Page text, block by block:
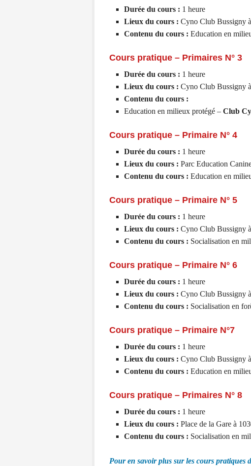
Durée du cours : 1 heure
Lieux du cours : Cyno Club Bussigny
Contenu du cours : Education en
Cours pratique – Primaires N° 3
Durée du cours : 1 heure
Lieux du cours : Cyno Club Bussigny
Contenu du cours :
Education en milieux protégé – Club
Cours pratique – Primaire N° 4
Durée du cours : 1 heure
Lieux du cours : Parc Education
Contenu du cours : Education en
Cours pratique – Primaire N° 5
Durée du cours : 1 heure
Lieux du cours : Cyno Club Bussigny
Contenu du cours : Socialisation en
Cours pratique – Primaire N° 6
Durée du cours : 1 heure
Lieux du cours : Cyno Club Bussigny
Contenu du cours : Socialisation en
Cours pratique – Primaire N°7
Durée du cours : 1 heure
Lieux du cours : Cyno Club Bussigny
Contenu du cours : Education en
Cours pratique – Primaires N° 8
Durée du cours : 1 heure
Lieux du cours : Place de la Gare à
Contenu du cours : Socialisation en
Pour en savoir plus sur les cours